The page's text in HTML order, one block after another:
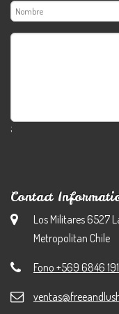
;
Contact
Los Militares 6527
Metropolitan Chile
Fono +569 6846